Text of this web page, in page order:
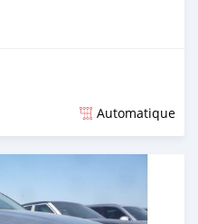
Automatique